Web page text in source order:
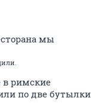
мы
в римские
по две бутылки